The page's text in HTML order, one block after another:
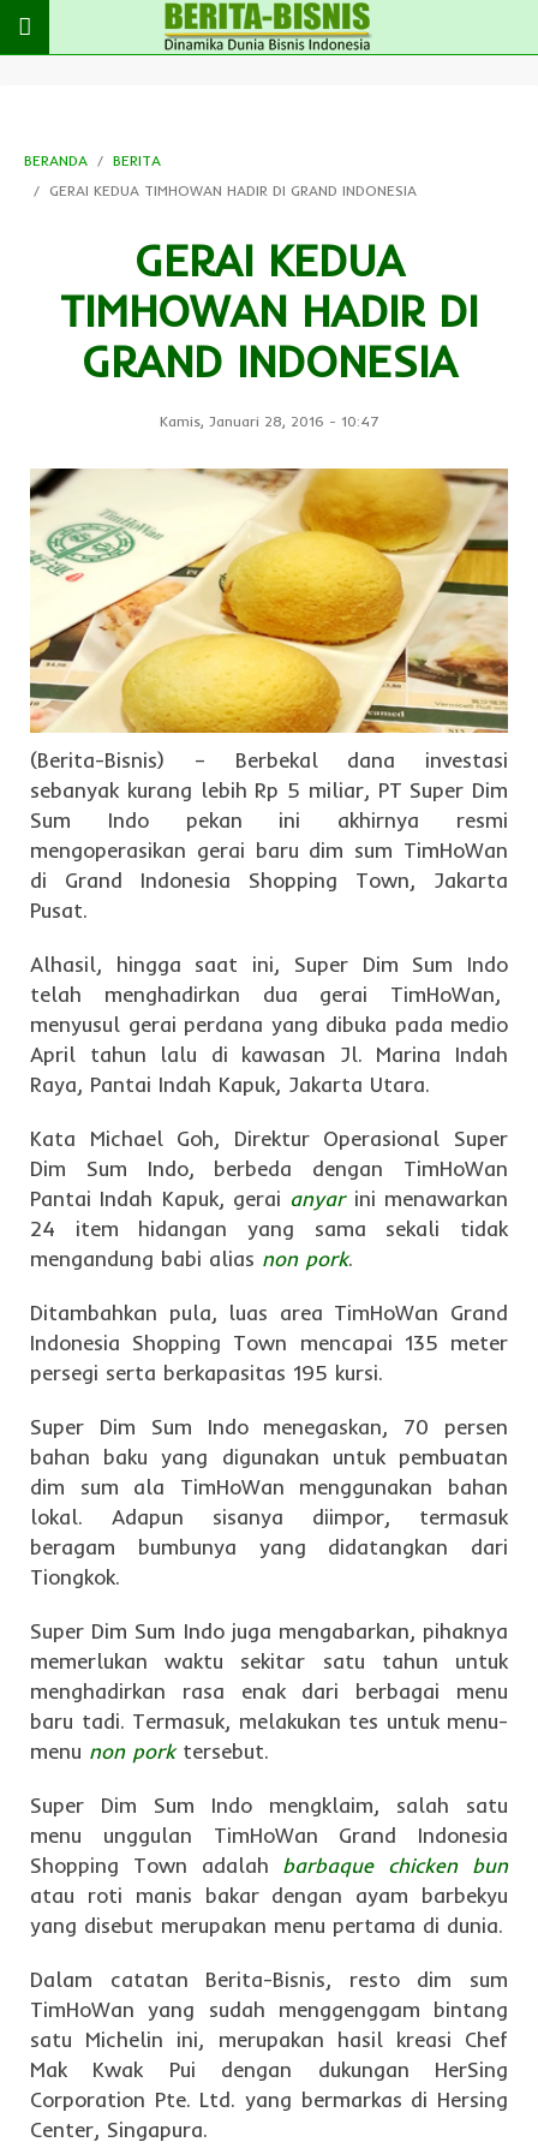
BERANDA
BERITA
GERAI KEDUA TIMHOWAN HADIR DI GRAND INDONESIA
GERAI KEDUA
TIMHOWAN HADIR DI
GRAND INDONESIA
Kamis, Januari 28, 2016 - 10:47
(Berita-Bisnis) – Berbekal dana investasi
sebanyak kurang lebih Rp 5 miliar, PT Super Dim
Sum Indo pekan ini akhirnya resmi
mengoperasikan gerai baru dim sum TimHoWan
di Grand Indonesia Shopping Town, Jakarta
Pusat.
Alhasil, hingga saat ini, Super Dim Sum Indo
telah menghadirkan dua gerai TimHoWan,
menyusul gerai perdana yang dibuka pada medio
April tahun lalu di kawasan Jl. Marina Indah
Raya, Pantai Indah Kapuk, Jakarta Utara.
Kata Michael Goh, Direktur Operasional Super
Dim Sum Indo, berbeda dengan TimHoWan
Pantai Indah Kapuk, gerai anyarini menawarkan
24 item hidangan yang sama sekali tidak
mengandung babi alias non pork.
Ditambahkan pula, luas area TimHoWan Grand
Indonesia Shopping Town mencapai 135 meter
persegi serta berkapasitas 195 kursi.
Super Dim Sum Indo menegaskan, 70 persen
bahan baku yang digunakan untuk pembuatan
dim sum ala TimHoWan menggunakan bahan
lokal. Adapun sisanya diimpor, termasuk
beragam bumbunya yang didatangkan dari
Tiongkok.
Super Dim Sum Indo juga mengabarkan, pihaknya
memerlukan waktu sekitar satu tahun untuk
menghadirkan rasa enak dari berbagai menu
baru tadi. Termasuk, melakukan tes untuk menu-
menu non porktersebut.
Super Dim Sum Indo mengklaim, salah satu
menu unggulan TimHoWan Grand Indonesia
Shopping Town adalah barbaque chicken bun
atau roti manis bakar dengan ayam barbekyu
yang disebut merupakan menu pertama di dunia.
Dalam catatan Berita-Bisnis, resto dim sum
TimHoWan yang sudah menggenggam bintang
satu Michelin ini, merupakan hasil kreasi Chef
Mak Kwak Pui dengan dukungan HerSing
Corporation Pte. Ltd. yang bermarkas di Hersing
Center, Singapura.